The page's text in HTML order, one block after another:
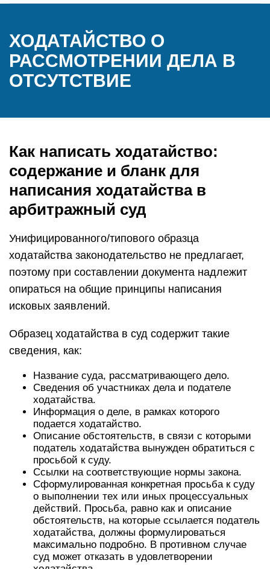
ХОДАТАЙСТВО О
РАССМОТРЕНИИ ДЕЛА В
ОТСУТСТВИЕ
Как написать ходатайство:
содержание и бланк для
написания ходатайства в
арбитражный суд
Унифицированного/типового образца
ходатайства законодательство не предлагает,
поэтому при составлении документа надлежит
опираться на общие принципы написания
исковых заявлений.
Образец ходатайства в суд содержит такие
сведения, как:
Название суда, рассматривающего дело.
Сведения об участниках дела и подателе
ходатайства.
Информация о деле, в рамках которого
подается ходатайство.
Описание обстоятельств, в связи с которыми
податель ходатайства вынужден обратиться с
просьбой к суду.
Ссылки на соответствующие нормы закона.
Сформулированная конкретная просьба к суду
о выполнении тех или иных процессуальных
действий. Просьба, равно как и описание
обстоятельств, на которые ссылается податель
ходатайства, должны формулироваться
максимально подробно. В противном случае
суд может отказать в удовлетворении